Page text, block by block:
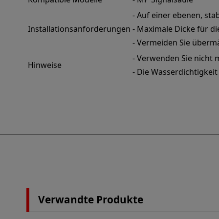
Installationsanforderungen
- Auf einer ebenen,
- Maximale Dicke für
- Vermeiden Sie
Hinweise
- Verwenden Sie nicht
- Die
Verwandte Produkte